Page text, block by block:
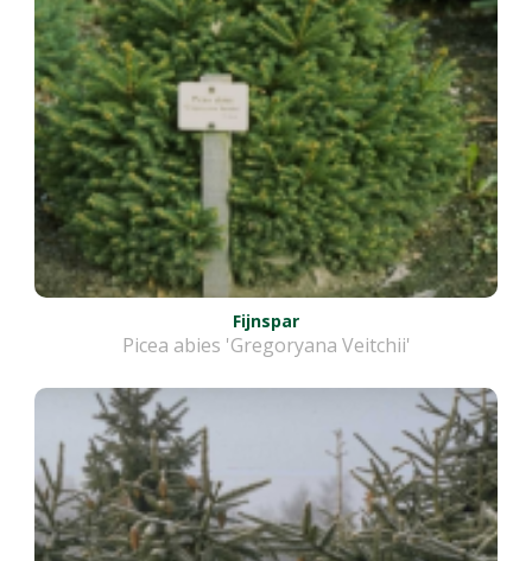
Fijnspar
Picea abies 'Gregoryana Veitchii'